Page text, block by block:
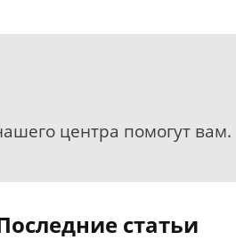
центра помогут вам.
статьи